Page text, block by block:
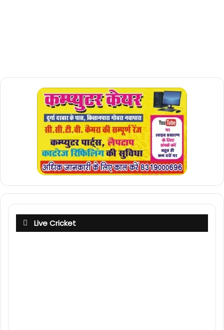
Live Cricket